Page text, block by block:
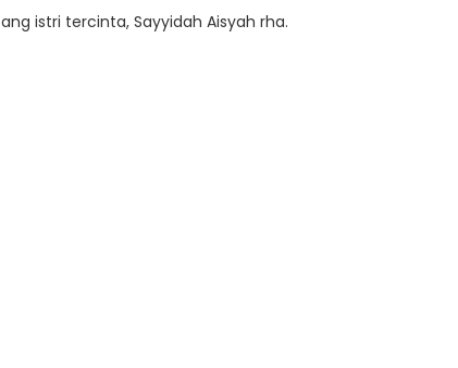
istri tercinta, Sayyidah Aisyah rha.